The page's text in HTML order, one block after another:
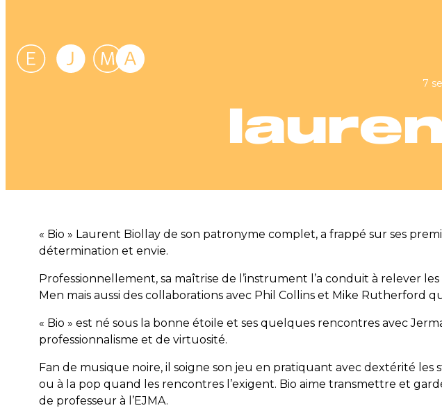
7
« Bio » Laurent Biollay de son patronyme complet, a frappé sur ses
détermination et envie.
Professionnellement, sa maîtrise de l’instrument l’a conduit à relever
Men mais aussi des collaborations avec Phil Collins et Mike Rutherford
« Bio » est né sous la bonne étoile et ses quelques rencontres avec
professionnalisme et de virtuosité.
Fan de musique noire, il soigne son jeu en pratiquant avec dextérité les
ou à la pop quand les rencontres l’exigent. Bio aime transmettre et
de professeur à l’EJMA.